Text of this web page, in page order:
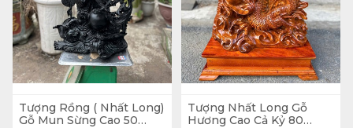
Tượng Rồng ( Nhất Long)
Gỗ Mun Sừng Cao 50
Tượng Nhất Long Gỗ
Hương Cao Cả Kỷ 80